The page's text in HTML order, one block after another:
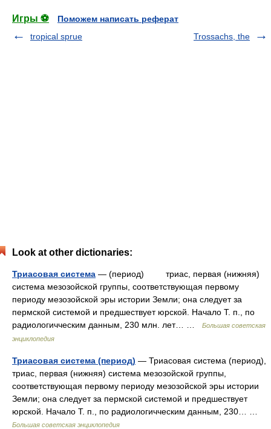
Игры ⚽
Поможем написать реферат
tropical sprue
Trossachs, the
Look at other dictionaries:
Триасовая система — (период) триас, первая (нижняя)
система мезозойской группы, соответствующая первому
периоду мезозойской эры истории Земли; она следует за
пермской системой и предшествует юрской. Начало Т. п., по
радиологичческим данным, 230 млн. лет… …
Большая советская
энциклопедия
Триасовая система (период) — Триасовая система (период),
триас, первая (нижняя) система мезозойской группы,
соответствующая первому периоду мезозойской эры истории
Земли; она следует за пермской системой и предшествует
юрской. Начало Т. п., по радиологичческим данным, 230… …
Большая советская энциклопедия